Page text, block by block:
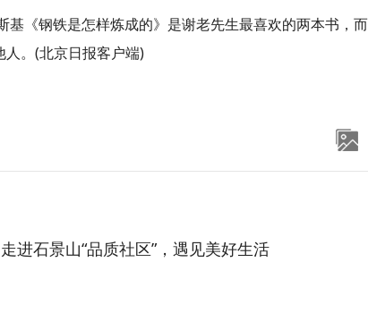
基《钢铁是怎样炼成的》是谢老先生最喜欢的两本书，
。(北京日报客户端)
走进石景山“品质社区”，遇见美好生活